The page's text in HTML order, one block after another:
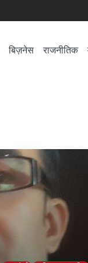
बिज़नेस राजनीतिक